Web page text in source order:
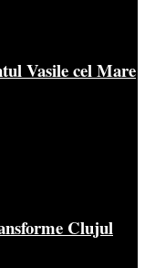
Vasile cel Mare
Clujul